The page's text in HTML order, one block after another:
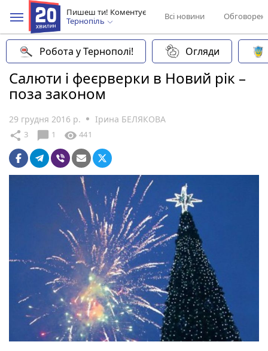
Пишеш ти! Коментує
Тернопіль
Всі новини
Робота у Тернополі! Огляди
Салюти і феєрверки в Новий рік –
поза законом
29 грудня 2016 р. Ірина БЕЛЯКОВА
share 3 chat_bubble 1 visibility 441